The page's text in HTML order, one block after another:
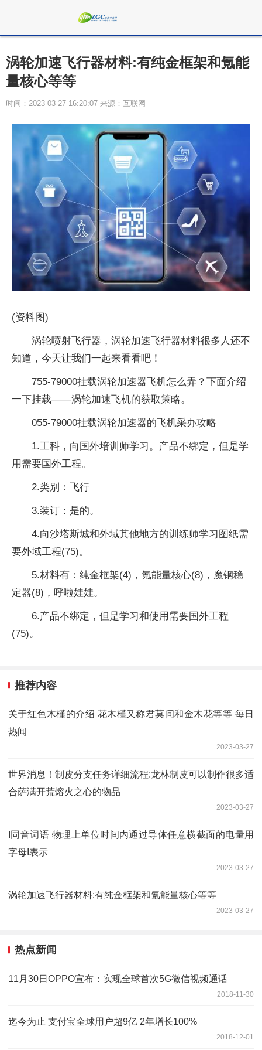
涡轮加速飞行器材料:有纯金框架和氪能
量核心等等
时间：2023-03-27 16:20:07 来源：互联网
(资料图)
涡轮喷射飞行器，涡轮加速飞行器材料很多人还不
知道，今天让我们一起来看看吧！
755-79000挂载涡轮加速器飞机怎么弄？下面介绍
一下挂载——涡轮加速飞机的获取策略。
055-79000挂载涡轮加速器的飞机采办攻略
1.工科，向国外培训师学习。产品不绑定，但是学
用需要国外工程。
2.类别：飞行
3.装订：是的。
4.向沙塔斯城和外域其他地方的训练师学习图纸需
要外域工程(75)。
5.材料有：纯金框架(4)，氪能量核心(8)，魔钢稳
定器(8)，呼啦娃娃。
6.产品不绑定，但是学习和使用需要国外工程
(75)。
推荐内容
关于红色木槿的介绍 花木槿又称君莫问和金木花等等 每日
热闻
2023-03-27
世界消息！制皮分支任务详细流程:龙林制皮可以制作很多适
合萨满开荒熔火之心的物品
2023-03-27
I同音词语 物理上单位时间内通过导体任意横截面的电量用
字母I表示
2023-03-27
涡轮加速飞行器材料:有纯金框架和氪能量核心等等
2023-03-27
热点新闻
11月30日OPPO宣布：实现全球首次5G微信视频通话
2018-11-30
迄今为止 支付宝全球用户超9亿 2年增长100%
2018-12-01